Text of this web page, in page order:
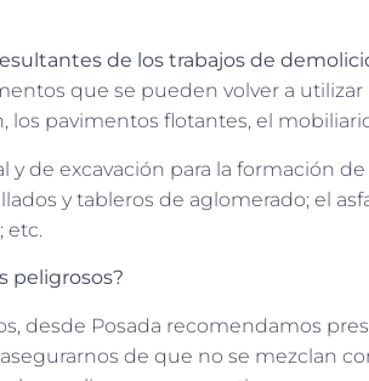
de los trabajos de
que se pueden volver a
los pavimentos flotantes, el
de excavación para la formación
y tableros de aglomerado; el
etc.
peligrosos?
desde Posada recomendamos
de que no se mezclan